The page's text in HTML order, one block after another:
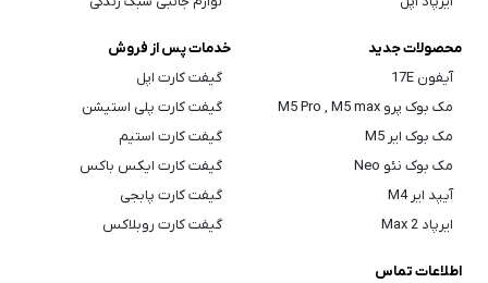
محصولات جدید
آیفون 17E
مک بوک پرو M5 Pro , M5 max
مک بوک ایر M5
مک بوک نئو Neo
آیپد ایر M4
ایرپاد Max 2
خدمات پس از فروش
گیفت کارت اپل
گیفت کارت پلی استیشن
گیفت کارت استیم
گیفت کارت ایکس باکس
گیفت کارت پابجی
گیفت کارت روبلاکس
اطلاعات تماس